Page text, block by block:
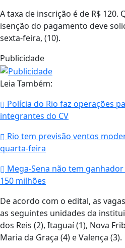
A taxa de inscrição é de R$ 120.
isenção do pagamento deve
sexta-feira, (10).
Publicidade
Leia Também:
Polícia do Rio faz operações
integrantes do CV
Rio tem previsão ventos
quarta-feira
Mega-Sena não tem
150 milhões
De acordo com o edital, as
as seguintes unidades da
dos Reis (2), Itaguaí (1), Nova
Maria da Graça (4) e Valença (3).